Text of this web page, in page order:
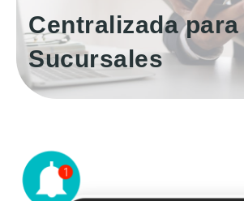
Centralizada para
Sucursales